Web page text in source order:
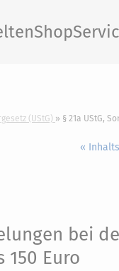
Shop
(UStG) § 21a UStG,
«
bei
150 Euro